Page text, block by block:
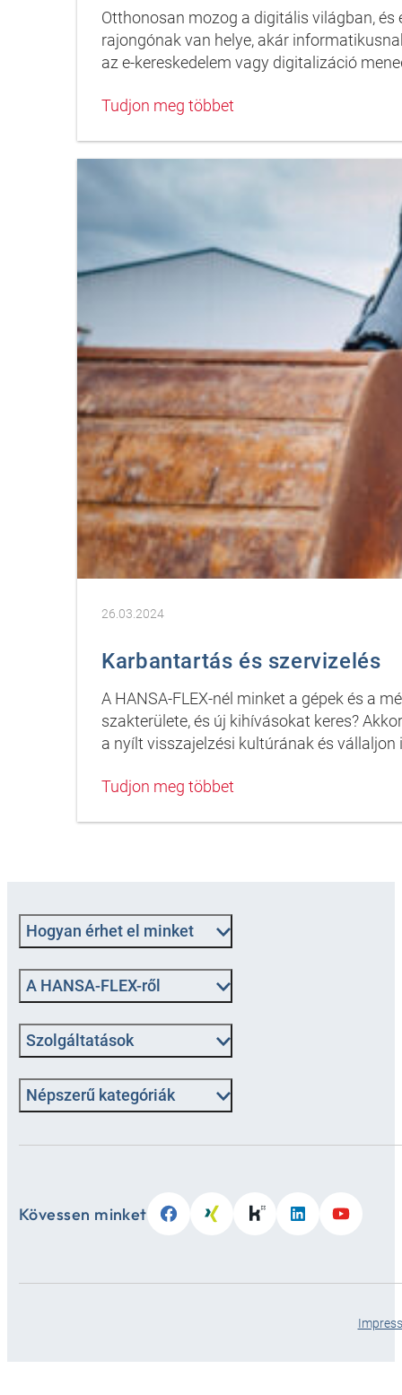
Otthonosan mozog a digitális világban,
rajongónak van helye, akár
az e-kereskedelem vagy digitalizáció
Tudjon meg többet
26.03.2024
Karbantartás és szervizelés
A HANSA-FLEX-nél minket a gépek és a
szakterülete, és új kihívásokat keres?
a nyílt visszajelzési kultúrának és
Tudjon meg többet
Hogyan érhet el minket
A HANSA-FLEX-ről
Szolgáltatások
Népszerű kategóriák
Kövessen minket